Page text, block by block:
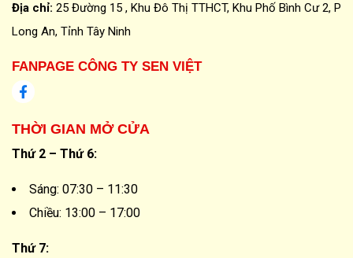
Địa chỉ: 25 Đường 15 , Khu Đô Thị TTHCT, Khu Phố Bình Cư 2, P
Long An, Tỉnh Tây Ninh
FANPAGE CÔNG TY SEN VIỆT
THỜI GIAN MỞ CỬA
Thứ 2 – Thứ 6:
Sáng: 07:30 – 11:30
Chiều: 13:00 – 17:00
Thứ 7: